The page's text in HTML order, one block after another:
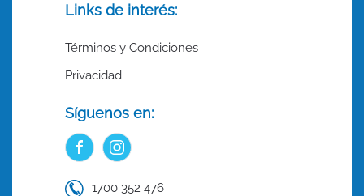
Links de interés:
Términos y Condiciones
Privacidad
Síguenos en:
1700 352 476